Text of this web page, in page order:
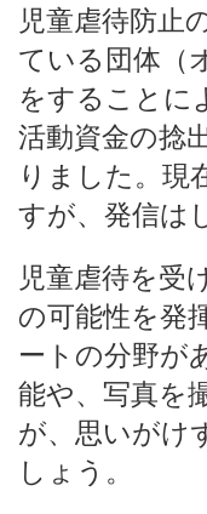
児童虐待防止
ている団体（
をすることに
活動資金の捻
りました。現
すが、発信は
児童虐待を受
の可能性を発
ートの分野が
能や、写真を
が、思いがけ
しょう。